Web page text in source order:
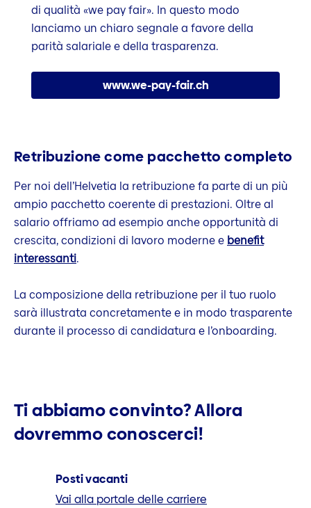
di qualità «we pay fair». In questo modo
lanciamo un chiaro segnale a favore della
parità salariale e della trasparenza.
www.we-pay-fair.ch
Retribuzione come pacchetto completo
Per noi dell’Helvetia la retribuzione fa parte di un più
ampio pacchetto coerente di prestazioni. Oltre al
salario offriamo ad esempio anche opportunità di
crescita, condizioni di lavoro moderne e benefit
interessanti.
La composizione della retribuzione per il tuo ruolo
sarà illustrata concretamente e in modo trasparente
durante il processo di candidatura e l’onboarding.
Ti abbiamo convinto? Allora
dovremmo conoscerci!
Posti vacanti
Vai alla portale delle carriere